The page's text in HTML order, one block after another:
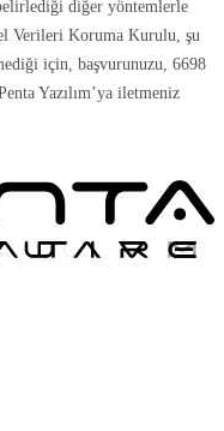
diğer yöntemlerle
Verileri Koruma Kurulu, şu
için, başvurunuzu, 6698
Yazılım’ya iletmeniz